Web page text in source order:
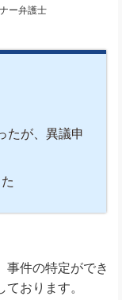
ー弁護士
たが、異議申
件の特定ができ
おります。